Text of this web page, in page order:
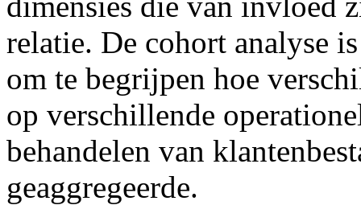
relatie. De cohort analyse
om te begrijpen hoe
op verschillende
behandelen van
geaggregeerde.